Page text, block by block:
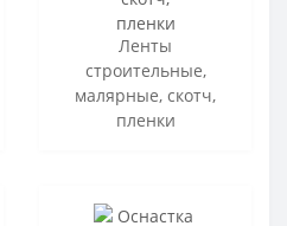
Ленты
строительные,
малярные, скотч,
пленки